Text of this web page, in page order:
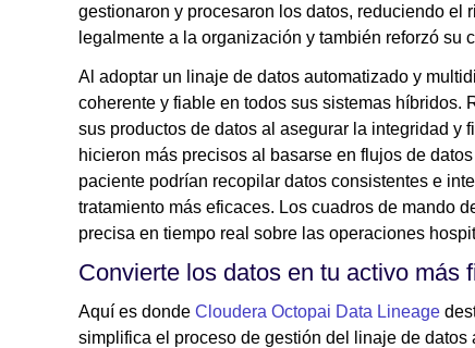
gestionaron y procesaron los datos, reduciendo
legalmente a la organización y también reforzó
Al adoptar un linaje de datos automatizado y
coherente y fiable en todos sus sistemas
sus productos de datos al asegurar la integridad
hicieron más precisos al basarse en flujos de
paciente podrían recopilar datos consistentes e
tratamiento más eficaces. Los cuadros de mando
precisa en tiempo real sobre las operaciones
Convierte los datos en tu activo más
Aquí es donde Cloudera Octopai Data Lineage
simplifica el proceso de gestión del linaje de